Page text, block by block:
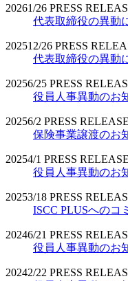
20261/26 PRESS
代表取締役の異動
202512/26 PRESS
代表取締役の異動
20256/25 PRESS
役員人事異動のお
20256/2 PRESS RELEASE
保険事業譲渡のお
20254/1 PRESS RELEASE
役員人事異動のお
20253/18 PRESS
ISCC PLUSへのコ
20246/21 PRESS
役員人事異動のお
20242/22 PRESS